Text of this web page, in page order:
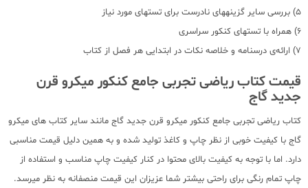
5) بررسی سایر گزینههای نادرست برای تستهای مورد نیاز
6) همراه با تستهای کنکور سراسری
7) ارائه‌ی درسنامه و خلاصه نکات در ابتدایی هر فصل از کتاب
قیمت کتاب ریاضی تجربی جامع کنکور میکرو قرن
جدید گاج
کتاب ریاضی تجربی جامع کنکور میکرو قرن جدید گاج مانند سایر کتاب های میکرو
گاج با کیفیت خوبی از نظر چاپ و کاغذ تولید شده و به همین دلیل قیمت مناسبی
دارد. اما با توجه به کیفیت بالای محتوا در کنار کیفیت چاپ مناسب و استفاده از
چاپ تمام رنگی برای راحتی بیشتر شما عزیزان این قیمت منصفانه به نظر میرسد.